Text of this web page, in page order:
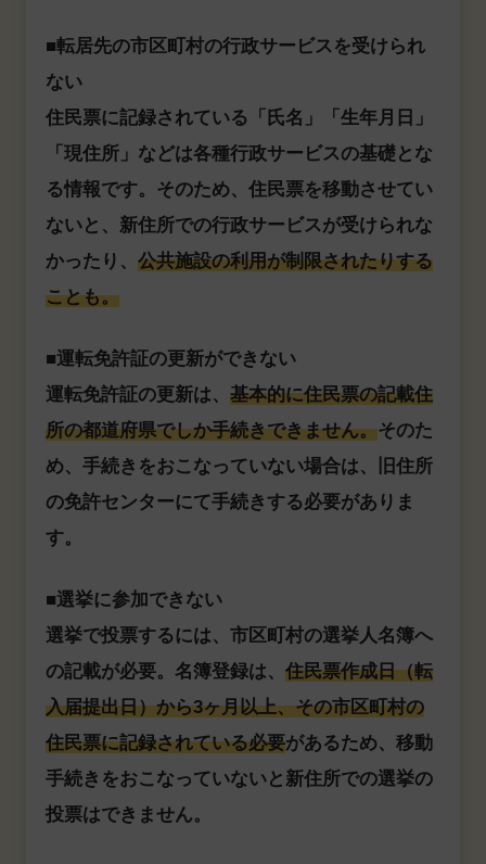
■転居先の市区町村の行政サービスを受けられ
ない
住民票に記録されている「氏名」「生年月日」
「現住所」などは各種行政サービスの基礎とな
る情報です。そのため、住民票を移動させてい
ないと、新住所での行政サービスが受けられな
かったり、 公共施設の利用が制限されたりする
ことも。
■運転免許証の更新ができない
運転免許証の更新は、 基本的に住民票の記載住
所の都道府県でしか手続きできません。そのた
め、手続きをおこなっていない場合は、旧住所
の免許センターにて手続きする必要がありま
す。
■選挙に参加できない
選挙で投票するには、市区町村の選挙人名簿へ
の記載が必要。名簿登録は、 住民票作成日（転
入届提出日）から3ヶ月以上、その市区町村の
住民票に記録されている必要があるため、移動
手続きをおこなっていないと新住所での選挙の
投票はできません。